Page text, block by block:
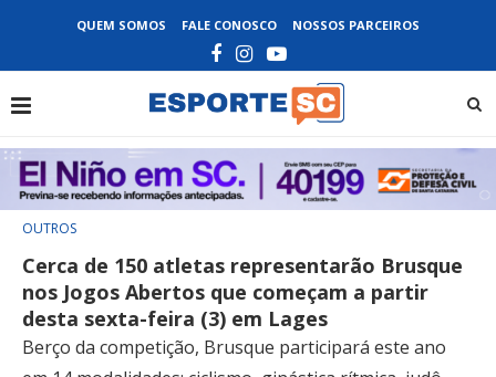
QUEM SOMOS FALE CONOSCO NOSSOS PARCEIROS
OUTROS
Cerca de 150 atletas representarão Brusque
nos Jogos Abertos que começam a partir
desta sexta-feira (3) em Lages
Berço da competição, Brusque participará este ano